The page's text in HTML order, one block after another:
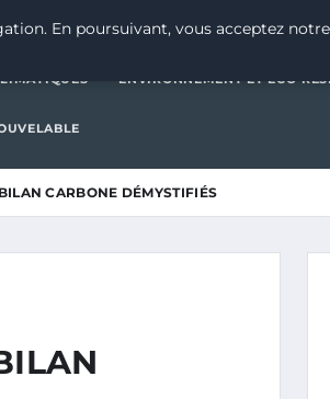
CHANGEMENTS CLIMATIQUES ENVIRONNEMENT
ENVIRONNEMENT ET ÉCO-
CARBONE DÉMYSTIFIÉS
En poursuivant, vous acceptez